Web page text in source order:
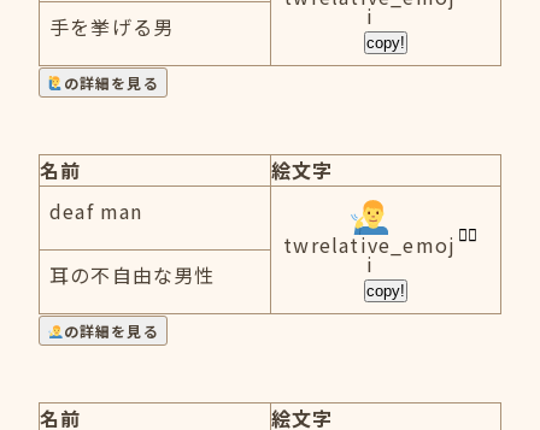
i
copy!
手を挙げる男
の詳細を見る
名前
絵文字
deaf man
twrelative_emoj
i
copy!
耳の不自由な男性
の詳細を見る
名前 絵文字